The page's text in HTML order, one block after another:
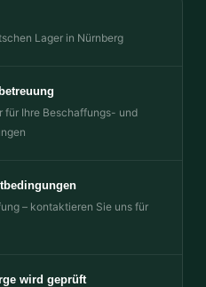
Lager in Nürnberg
für Ihre Beschaffungs- und
– kontaktieren Sie uns für
wird geprüft